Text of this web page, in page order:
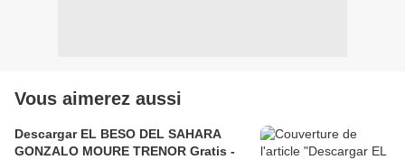
Vous aimerez aussi
Descargar EL BESO DEL SAHARA
GONZALO MOURE TRENOR Gratis -